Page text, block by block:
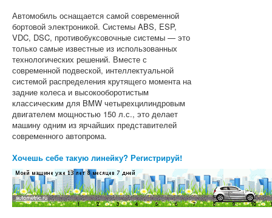
Автомобиль оснащается самой современной
бортовой электроникой. Системы ABS, ESP,
VDC, DSC, противобуксовочные системы — это
только самые известные из использованных
технологических решений. Вместе с
современной подвеской, интеллектуальной
системой распределения крутящего момента на
задние колеса и высокооборотистым
классическим для BMW четырехцилиндровым
двигателем мощностью 150 л.с., это делает
машину одним из ярчайших представителей
современного автопрома.
Хочешь себе такую линейку? Регистрируй!